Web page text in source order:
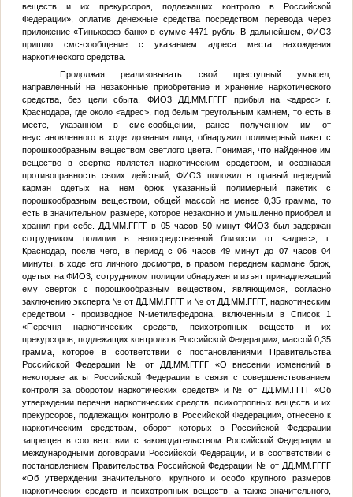
веществ и их прекурсоров, подлежащих контролю в Российской
Федерации», оплатив денежные средства посредством перевода через
приложение «Тинькофф банк» в сумме 4471 рубль. В дальнейшем,ФИО3
пришло смс-сообщение с указанием адреса места нахождения
наркотического средства.
Продолжая реализовывать свой преступный умысел,
направленный на незаконные приобретение и хранение наркотического
средства, без цели сбыта, ФИО3 ДД.ММ.ГГГГ прибыл на <адрес>г.
Краснодара, где около <адрес>, под белым треугольным камнем, то есть в
месте, указанном в смс-сообщении, ранее полученном им от
неустановленного в ходе дознания лица, обнаружил полимерный пакет с
порошкообразным веществом светлого цвета. Понимая, что найденное им
вещество в свертке является наркотическим средством, и осознавая
противоправность своих действий,ФИО3 положил в правый передний
карман одетых на нем брюк указанный полимерный пакетик с
порошкообразным веществом, общей массой не менее 0,35 грамма, то
есть в значительном размере, которое незаконно и умышленно приобрел и
хранил при себе. ДД.ММ.ГГГГ в 05 часов 50 минутФИО3 был задержан
сотрудником полиции в непосредственной близости от<адрес> , г.
Краснодар, после чего, в период с 06 часов 49 минут до 07 часов 04
минуты, в ходе его личного досмотра, в правом переднем кармане брюк,
одетых наФИО3 , сотрудником полиции обнаружен и изъят принадлежащий
ему сверток с порошкообразным веществом, являющимся, согласно
заключению эксперта № от ДД.ММ.ГГГГи № от ДД.ММ.ГГГГ, наркотическим
средством - производное N-метилэфедрона, включенным в Список 1
«Перечня наркотических средств, психотропных веществ и их
прекурсоров, подлежащих контролю в Российской Федерации», массой 0,35
грамма, которое в соответствии с постановлениями Правительства
Российской Федерации
№ от ДД.ММ.ГГГГ«О внесении изменений в
некоторые акты Российской Федерации в связи с совершенствованием
контроля за оборотом наркотических средств» и № от ДД.ММ.ГГГГ«Об
утверждении перечня наркотических средств, психотропных веществ и их
прекурсоров, подлежащих контролю в Российской Федерации», отнесено к
наркотическим средствам, оборот которых в Российской Федерации
запрещен в соответствии с законодательством Российской Федерации и
международными договорами Российской Федерации, и в соответствии с
постановлением Правительства Российской Федерации № от ДД.ММ.ГГГГ
«Об утверждении значительного, крупного и особо крупного размеров
наркотических средств и психотропных веществ, а также значительного,